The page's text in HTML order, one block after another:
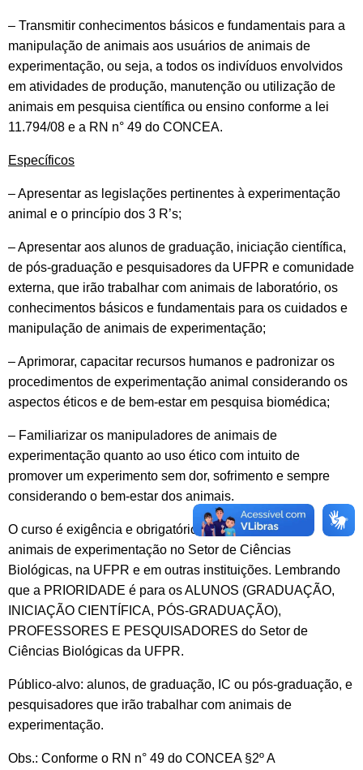
– Transmitir conhecimentos básicos e fundamentais para a
manipulação de animais aos usuários de animais de
experimentação, ou seja, a todos os indivíduos envolvidos
em atividades de produção, manutenção ou utilização de
animais em pesquisa científica ou ensino conforme a lei
11.794/08 e a RN n° 49 do CONCEA.
Específicos
– Apresentar as legislações pertinentes à experimentação
animal e o princípio dos 3 R’s;
– Apresentar aos alunos de graduação, iniciação científica,
de pós-graduação e pesquisadores da UFPR e comunidade
externa, que irão trabalhar com animais de laboratório, os
conhecimentos básicos e fundamentais para os cuidados e
manipulação de animais de experimentação;
– Aprimorar, capacitar recursos humanos e padronizar os
procedimentos de experimentação animal considerando os
aspectos éticos e de bem-estar em pesquisa biomédica;
– Familiarizar os manipuladores de animais de
experimentação quanto ao uso ético com intuito de
promover um experimento sem dor, sofrimento e sempre
considerando o bem-estar dos animais.
O curso é exigência e obrigatório para trabalhar com
animais de experimentação no Setor de Ciências
Biológicas, na UFPR e em outras instituições. Lembrando
que a PRIORIDADE é para os ALUNOS (GRADUAÇÃO,
INICIAÇÃO CIENTÍFICA, PÓS-GRADUAÇÃO),
PROFESSORES E PESQUISADORES do Setor de
Ciências Biológicas da UFPR.
Público-alvo: alunos, de graduação, IC ou pós-graduação, e
pesquisadores que irão trabalhar com animais de
experimentação.
Obs.: Conforme o RN n° 49 do CONCEA §2º A